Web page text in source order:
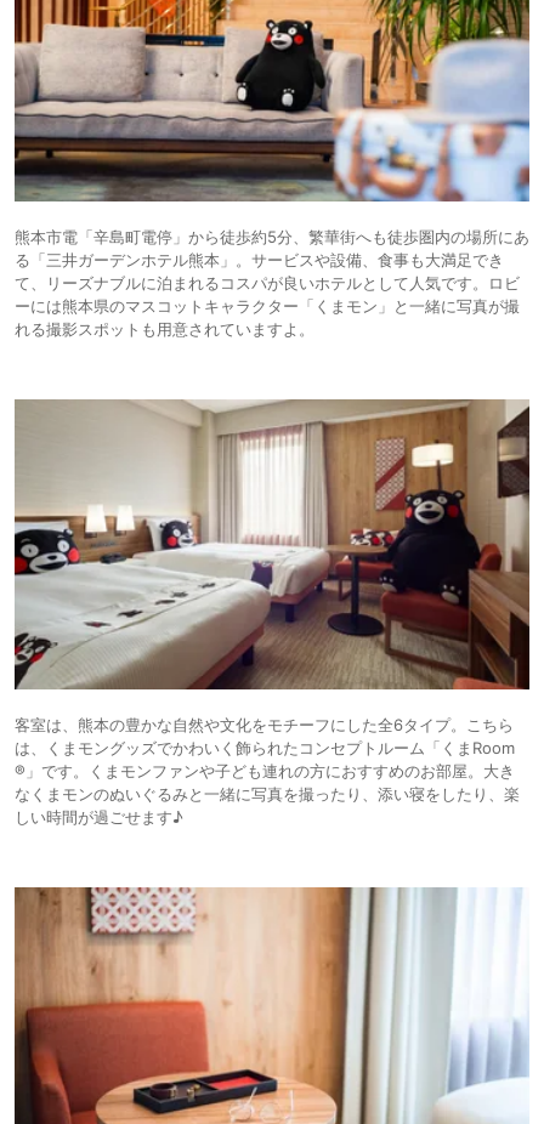
熊本市電「辛島町電停」から徒歩約5分、繁華街へも徒歩圏内の場所にあ
る「三井ガーデンホテル熊本」。サービスや設備、食事も大満足でき
て、リーズナブルに泊まれるコスパが良いホテルとして人気です。ロビ
ーには熊本県のマスコットキャラクター「くまモン」と一緒に写真が撮
れる撮影スポットも用意されていますよ。
客室は、熊本の豊かな自然や文化をモチーフにした全6タイプ。こちら
は、くまモングッズでかわいく飾られたコンセプトルーム「くまRoom
®」です。くまモンファンや子ども連れの方におすすめのお部屋。大き
なくまモンのぬいぐるみと一緒に写真を撮ったり、添い寝をしたり、楽
しい時間が過ごせます♪